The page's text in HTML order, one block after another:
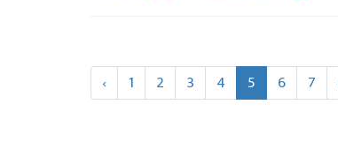
‹ 1 2 3 4 5 6 7